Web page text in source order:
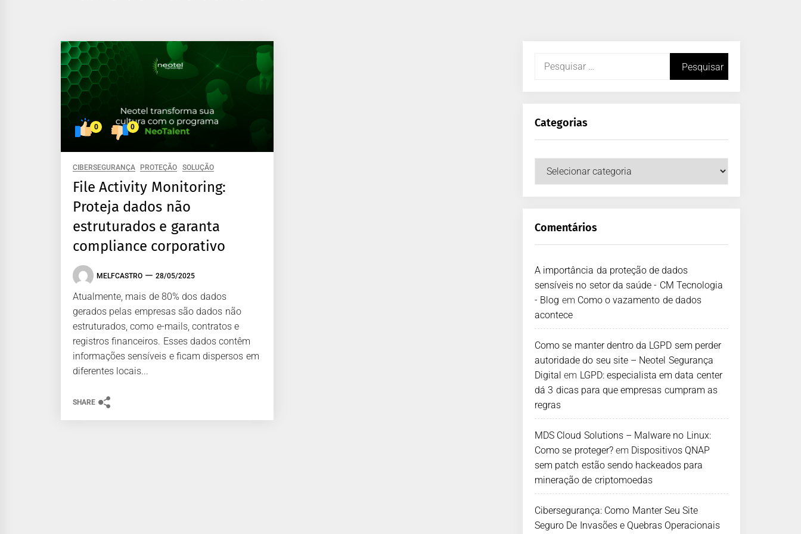
0 0
CIBERSEGURANÇA PROTEÇÃO SOLUÇÃO
File Activity Monitoring:
Proteja dados não
estruturados e garanta
compliance corporativo
MELFCASTRO 28/05/2025
Atualmente, mais de 80% dos dados
gerados pelas empresas são dados não
estruturados, como e-mails, contratos e
registros financeiros. Esses dados contêm
informações sensíveis e ficam dispersos em
diferentes locais...
SHARE
Categorias
Comentários
A importância da proteção de dados
sensíveis no setor da saúde - CM Tecnologia
- Blog em Como o vazamento de dados
acontece
Como se manter dentro da LGPD sem perder
autoridade do seu site – Neotel Segurança
Digital em LGPD: especialista em data center
dá 3 dicas para que empresas cumpram as
regras
MDS Cloud Solutions – Malware no Linux:
Como se proteger?em Dispositivos QNAP
sem patch estão sendo hackeados para
mineração de criptomoedas
Cibersegurança: Como Manter Seu Site
Seguro De Invasões e Quebras Operacionais